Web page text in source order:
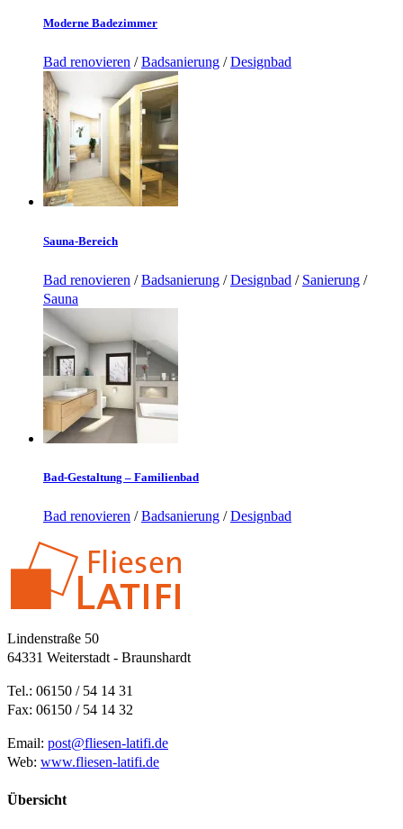
Moderne Badezimmer
Bad renovieren /Badsanierung /Designbad
Sauna-Bereich
Bad renovieren /Badsanierung /Designbad / Sanierung /
Sauna
Bad-Gestaltung – Familienbad
Bad renovieren /Badsanierung /Designbad
Lindenstraße 50
64331 Weiterstadt - Braunshardt
Tel.: 06150 / 54 14 31
Fax: 06150 / 54 14 32
Email: post@fliesen-latifi.de
Web: www.fliesen-latifi.de
Übersicht